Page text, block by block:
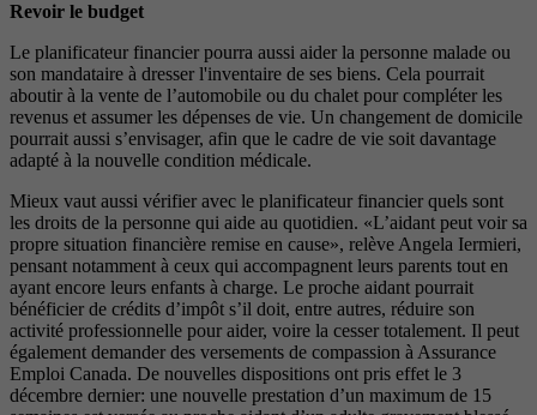
Revoir le budget
Le planificateur financier pourra aussi aider la personne malade ou
son mandataire à dresser l'inventaire de ses biens. Cela pourrait
aboutir à la vente de l’automobile ou du chalet pour compléter les
revenus et assumer les dépenses de vie. Un changement de domicile
pourrait aussi s’envisager, afin que le cadre de vie soit davantage
adapté à la nouvelle condition médicale.
Mieux vaut aussi vérifier avec le planificateur financier quels sont
les droits de la personne qui aide au quotidien. «L’aidant peut voir sa
propre situation financière remise en cause», relève Angela Iermieri,
pensant notamment à ceux qui accompagnent leurs parents tout en
ayant encore leurs enfants à charge. Le proche aidant pourrait
bénéficier de crédits d’impôt s’il doit, entre autres, réduire son
activité professionnelle pour aider, voire la cesser totalement. Il peut
également demander des versements de compassion à Assurance
Emploi Canada. De nouvelles dispositions ont pris effet le 3
décembre dernier: une nouvelle prestation d’un maximum de 15